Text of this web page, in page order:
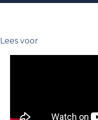
Lees voor